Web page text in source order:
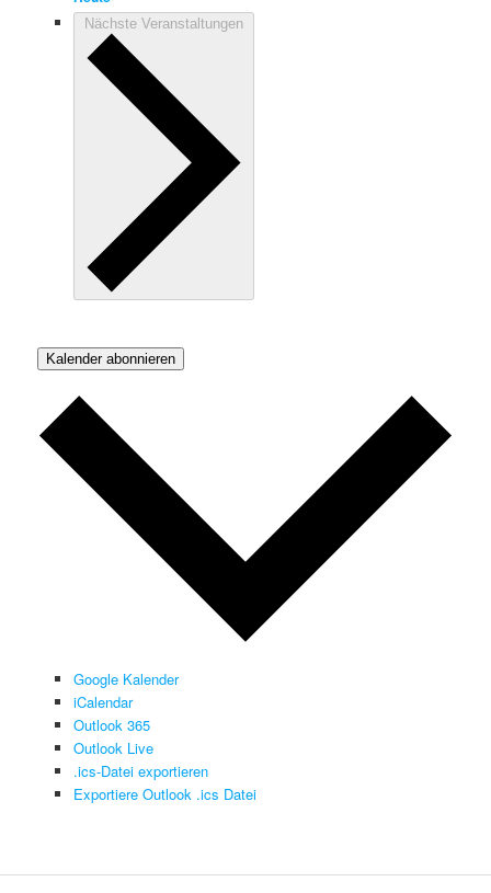
Nächste Veranstaltungen
Kalender abonnieren
Google Kalender
iCalendar
Outlook 365
Outlook Live
.ics-Datei exportieren
Exportiere Outlook .ics Datei